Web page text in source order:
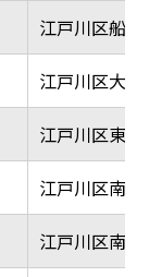
江戸川区船
江戸川区大
江戸川区東
江戸川区南
江戸川区南